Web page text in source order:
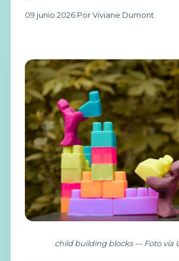
09 junio 2026·Por Viviane Dumont
child building blocks — Foto vía